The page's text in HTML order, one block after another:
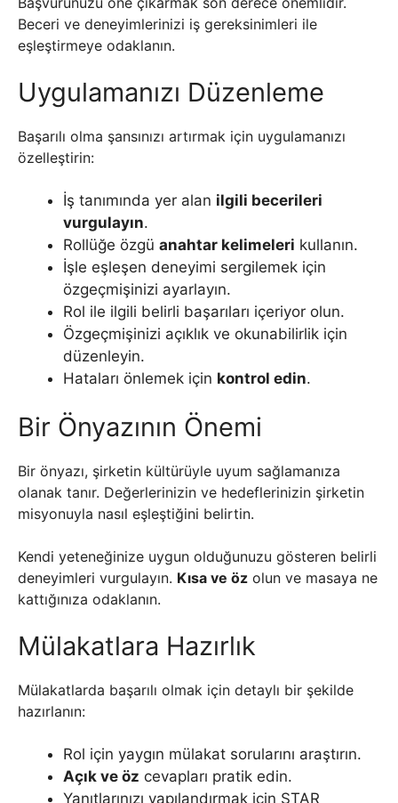
Beceri ve deneyimlerinizi iş gereksinimleri ile
eşleştirmeye odaklanın.
Uygulamanızı Düzenleme
Başarılı olma şansınızı artırmak için uygulamanızı
özelleştirin:
İş tanımında yer alan ilgili becerileri
vurgulayın.
Rollüğe özgü anahtar kelimeleri kullanın.
İşle eşleşen deneyimi sergilemek için
özgeçmişinizi ayarlayın.
Rol ile ilgili belirli başarıları içeriyor olun.
Özgeçmişinizi açıklık ve okunabilirlik için
düzenleyin.
Hataları önlemek için kontrol edin.
Bir Önyazının Önemi
Bir önyazı, şirketin kültürüyle uyum sağlamanıza
olanak tanır. Değerlerinizin ve hedeflerinizin şirketin
misyonuyla nasıl eşleştiğini belirtin.
Kendi yeteneğinize uygun olduğunuzu gösteren belirli
deneyimleri vurgulayın. Kısa ve öz olun ve masaya ne
kattığınıza odaklanın.
Mülakatlara Hazırlık
Mülakatlarda başarılı olmak için detaylı bir şekilde
hazırlanın:
Rol için yaygın mülakat sorularını araştırın.
Açık ve öz cevapları pratik edin.
Yanıtlarınızı yapılandırmak için STAR